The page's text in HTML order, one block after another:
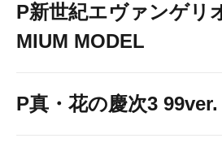
P新世紀エヴァンゲリ
MIUM MODEL
P真・花の慶次3 99ver.